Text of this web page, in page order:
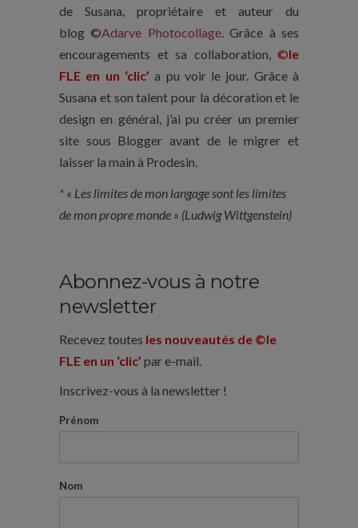
de Susana, propriétaire et auteur du
blog ©Adarve Photocollage. Grâce à ses
encouragements et sa collaboration, ©le
FLE en un ‘clic’ a pu voir le jour. Grâce à
Susana et son talent pour la décoration et le
design en général, j’ai pu créer un premier
site sous Blogger avant de le migrer et
laisser la main à Prodesin.
* « Les limites de mon langage sont les limites
de mon propre monde » (Ludwig Wittgenstein)
Abonnez-vous à notre
newsletter
Recevez toutes les nouveautés de ©le
FLE en un ‘clic’ par e-mail.
Inscrivez-vous à la newsletter !
Prénom
Nom